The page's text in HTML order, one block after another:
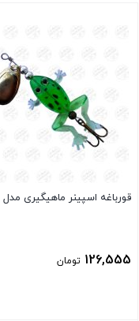
قورباغه اسپینر ماهیگیری مدل M58
126,555 تومان